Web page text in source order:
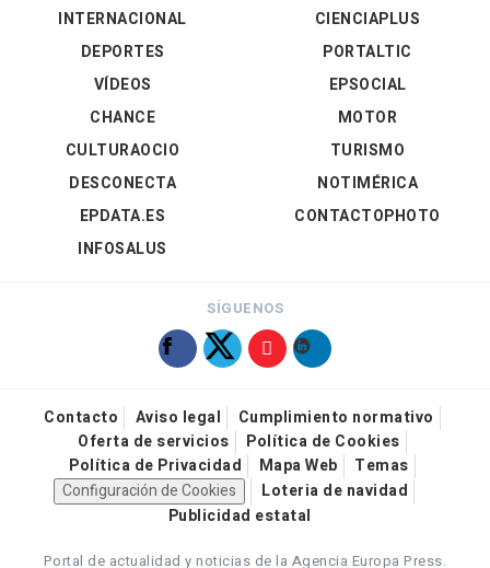
INTERNACIONAL
DEPORTES
VÍDEOS
CIENCIAPLUS
PORTALTIC
EPSOCIAL
CHANCE
CULTURAOCIO
DESCONECTA
EPDATA.ES
INFOSALUS
MOTOR
TURISMO
NOTIMÉRICA
CONTACTOPHOTO
SÍGUENOS
Contacto Aviso legal
Cumplimiento normativo
Oferta de servicios
Política de Cookies
Política de Privacidad
Mapa Web
Temas
Configuración de Cookies
Loteria de navidad
Publicidad estatal
Portal de actualidad y noticias de la Agencia Europa Press.